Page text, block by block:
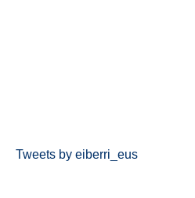
Tweets by eiberri_eus